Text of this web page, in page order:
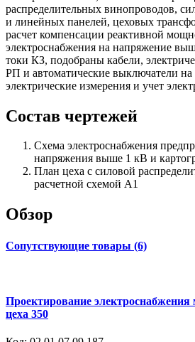
распределительных винопроводов,
и линейных панелей, цеховых
расчет компенсации реактивной
электроснабжения на напряжение
токи КЗ, подобраны кабели,
РП и автоматические выключатели
электрические измерения и учет
Состав чертежей
Схема электроснабжения
напряжения выше 1 кВ и
План цеха с силовой
расчетной схемой А1
Обзор
Сопутствующие товары (6)
Проектирование электроснабжения
цеха 350